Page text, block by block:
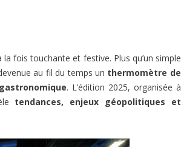
fois touchante et festive. Plus qu’un simple
au fil du temps un thermomètre de
. L’édition 2025, organisée à
tendances, enjeux géopolitiques et